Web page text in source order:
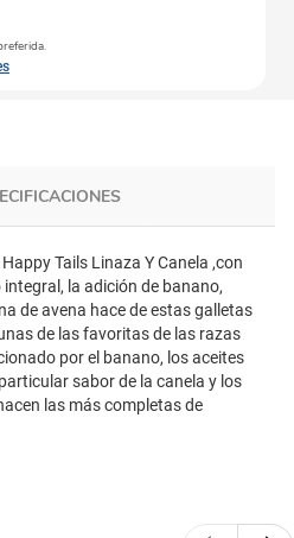
Tails Linaza Y Canela ,con
la adición de banano,
de avena hace de estas galletas
de las favoritas de las razas
por el banano, los aceites
sabor de la canela y los
las más completas de